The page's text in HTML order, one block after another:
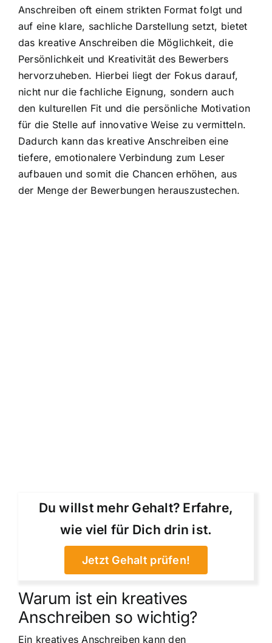
Anschreiben oft einem strikten Format folgt und
auf eine klare, sachliche Darstellung setzt, bietet
das kreative Anschreiben die Möglichkeit, die
Persönlichkeit und Kreativität des Bewerbers
hervorzuheben. Hierbei liegt der Fokus darauf,
nicht nur die fachliche Eignung, sondern auch
den kulturellen Fit und die persönliche Motivation
für die Stelle auf innovative Weise zu vermitteln.
Dadurch kann das kreative Anschreiben eine
tiefere, emotionalere Verbindung zum Leser
aufbauen und somit die Chancen erhöhen, aus
der Menge der Bewerbungen herauszustechen.
Du willst mehr Gehalt? Erfahre,
wie viel für Dich drin ist.
Jetzt Gehalt prüfen!
Warum ist ein kreatives
Anschreiben so wichtig?
Ein kreatives Anschreiben kann den